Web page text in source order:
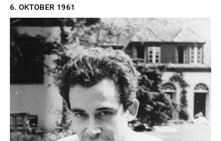
6. OKTOBER 1961